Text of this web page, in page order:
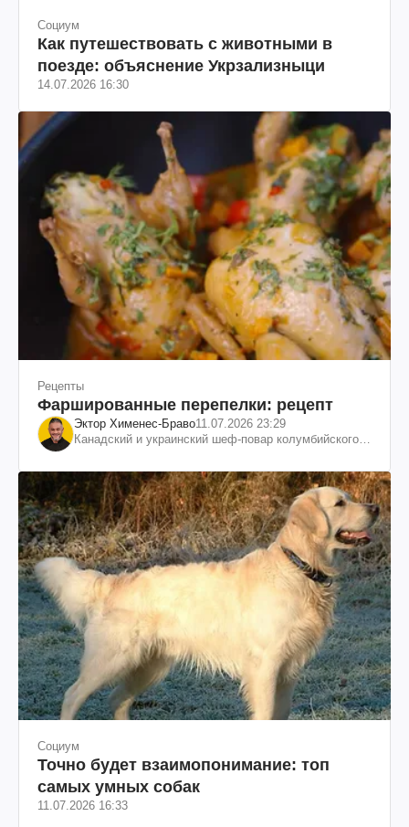
Социум
Как путешествовать с животными в
поезде: объяснение Укрзализныци
14.07.2026 16:30
Рецепты
Фаршированные перепелки: рецепт
Эктор Хименес-Браво11.07.2026 23:29
Канадский и украинский шеф-повар колумбийского
Социум
Точно будет взаимопонимание: топ
самых умных собак
11.07.2026 16:33